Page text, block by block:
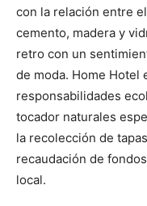
con la relación entre
cemento, madera y
retro con un
de moda. Home Hotel
responsabilidades
tocador naturales
la recolección de
recaudación de
local.